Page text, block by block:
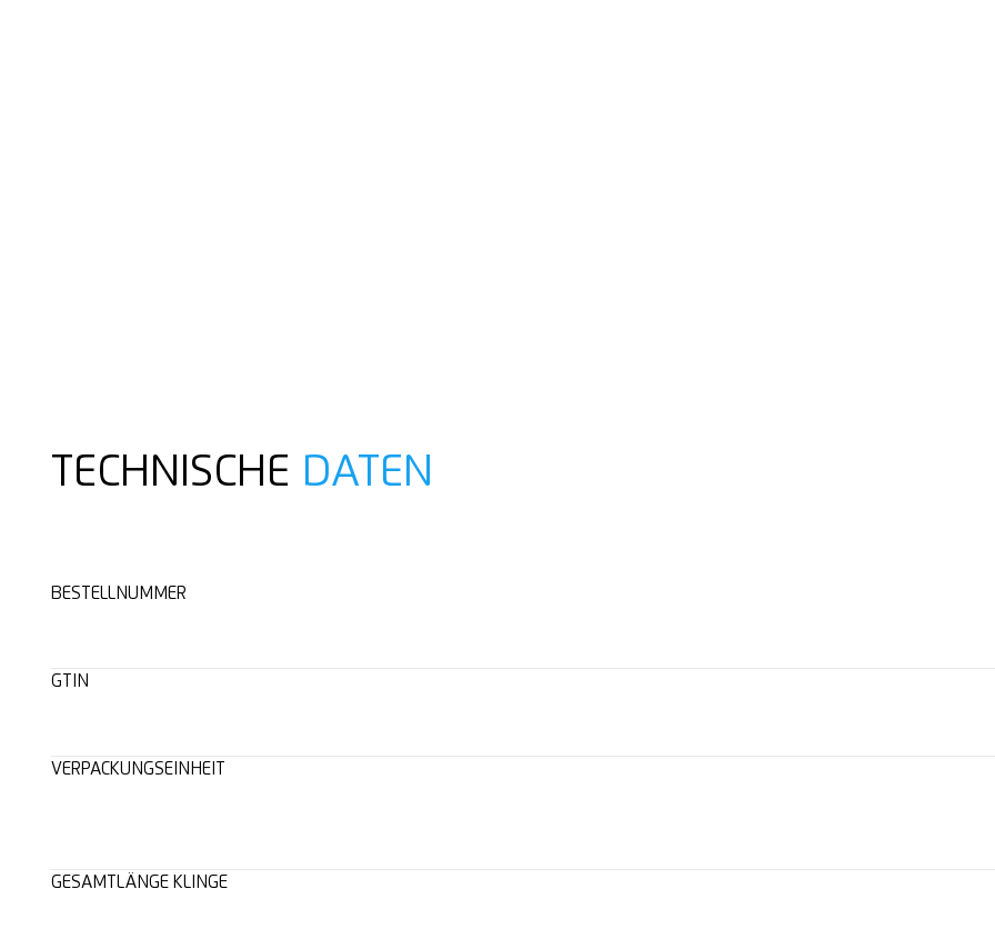
TECHNISCHE DATEN
BESTELLNUMMER
GTIN
VERPACKUNGSEINHEIT
GESAMTLÄNGE KLINGE